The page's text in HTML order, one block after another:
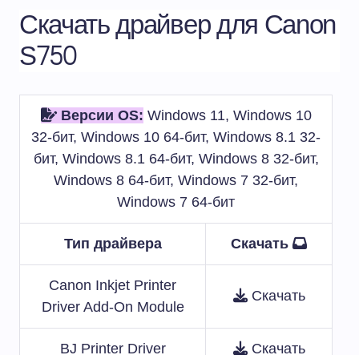
Скачать драйвер для Canon
S750
Версии OS: Windows 11, Windows 10
32-бит, Windows 10 64-бит, Windows 8.1 32-
бит, Windows 8.1 64-бит, Windows 8 32-бит,
Windows 8 64-бит, Windows 7 32-бит,
Windows 7 64-бит
Тип драйвера Скачать
Canon Inkjet Printer
Driver Add-On Module
Скачать
BJ Printer Driver Скачать